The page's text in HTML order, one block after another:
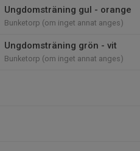
Ungdomsträning gul - orange
Bunketorp (om inget annat anges)
Ungdomsträning grön - vit
Bunketorp (om inget annat anges)